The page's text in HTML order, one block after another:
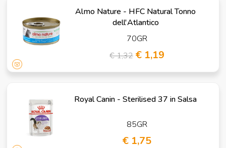
Almo Nature - HFC Natural Tonno
dell'Atlantico
70GR
€ 1,32 € 1,19
Royal Canin - Sterilised 37 in Salsa
85GR
€ 1,75